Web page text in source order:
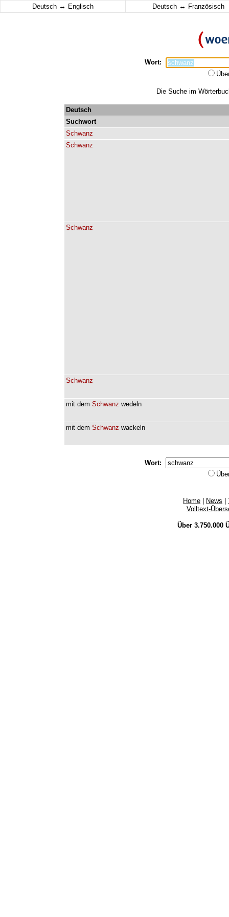
Deutsch ↔ Englisch Deutsch ↔ Französisch
Wort:
Die Suche im
Deutsch
Suchwort
Schwanz
Schwanz
Schwanz
Schwanz
mit dem Schwanz wedeln
mit dem Schwanz wackeln
Wort:
Home News
Volltext-
Über 3.750.000